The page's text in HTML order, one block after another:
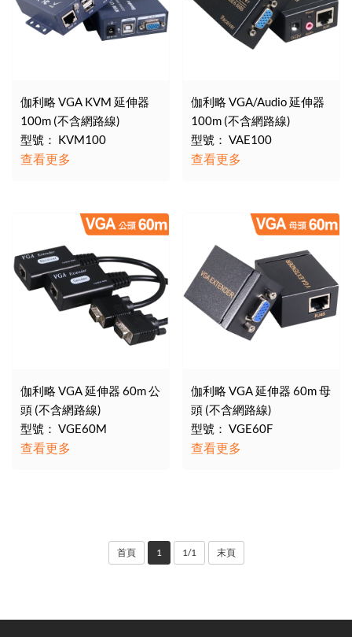
伽利略 VGA KVM 延伸器
100m (不含網路線)
型號： KVM100
查看更多
伽利略 VGA/Audio 延伸器
100m (不含網路線)
型號： VAE100
查看更多
伽利略 VGA 延伸器 60m 公
頭 (不含網路線)
型號： VGE60M
查看更多
伽利略 VGA 延伸器 60m 母
頭 (不含網路線)
型號： VGE60F
查看更多
首頁 1 1/1 末頁